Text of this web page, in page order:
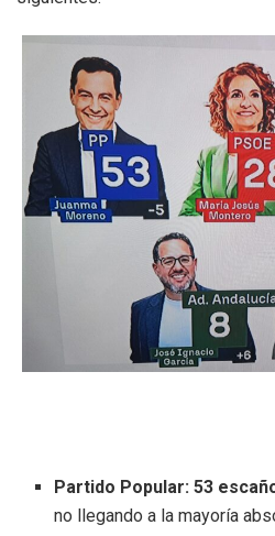
Partido Popular: 53
no llegando a la mayoría